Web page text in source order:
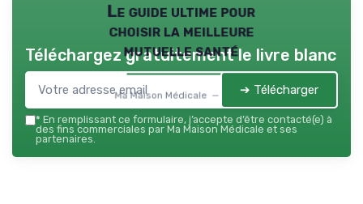
Le guide ultime pour
choisir la meilleure
mutuelle santé
Ma Maison Médicale — 2026
Téléchargez gratuitement le livre blanc
➔ Télécharger
* En remplissant ce formulaire, j’accepte d’être contacté(e) à
des fins commerciales par Ma Maison Médicale et ses
partenaires.